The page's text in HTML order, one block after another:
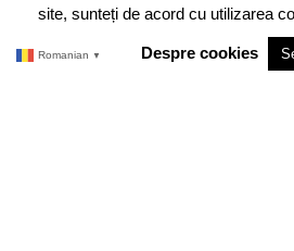
TERMENI SI
site, sunteți de acord cu utilizarea
Despre cookies
Romanian ▼